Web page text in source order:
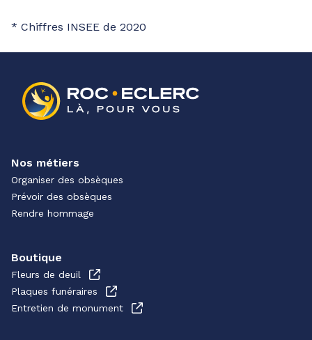
* Chiffres INSEE de 2020
Nos métiers
Organiser des obsèques
Prévoir des obsèques
Rendre hommage
Boutique
Fleurs de deuil
Plaques funéraires
Entretien de monument